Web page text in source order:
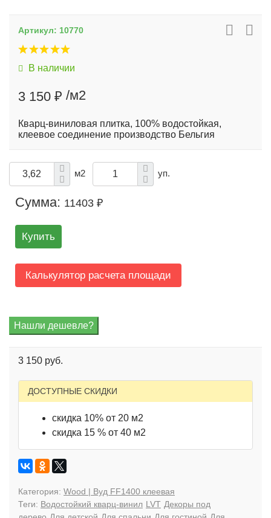
Артикул: 10770
В наличии
3 150 ₽ /м2
Кварц-виниловая плитка, 100% водостойкая,
клеевое соединение производство Бельгия
м2 уп.
Сумма: 11403 ₽
Купить
Калькулятор расчета площади
3 150 руб.
ДОСТУПНЫЕ СКИДКИ
скидка 10% от 20 м2
скидка 15 % от 40 м2
Категория: Wood | Вуд FF1400 клеевая
Теги: Водостойкий кварц-винил LVT Декоры под